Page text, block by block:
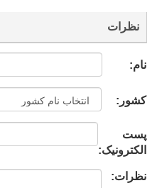
نظرات
نام:
کشور:
پست
الکترونیک:
نظرات: